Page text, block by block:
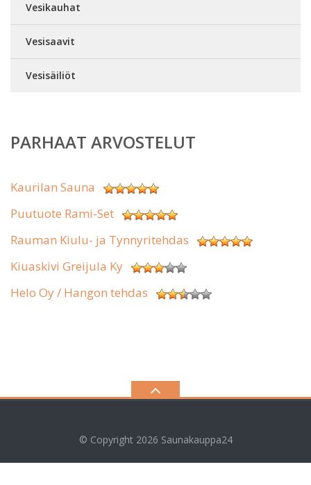
Vesikauhat
Vesisaavit
Vesisäiliöt
PARHAAT ARVOSTELUT
Kaurilan Sauna
Puutuote Rami-Set
Rauman Kiulu- ja Tynnyritehdas
Kiuaskivi Greijula Ky
Helo Oy / Hangon tehdas
© Copyright 2026 Saunakauppa24